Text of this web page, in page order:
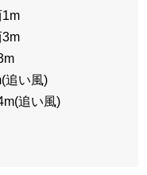
追い風)
追い風)